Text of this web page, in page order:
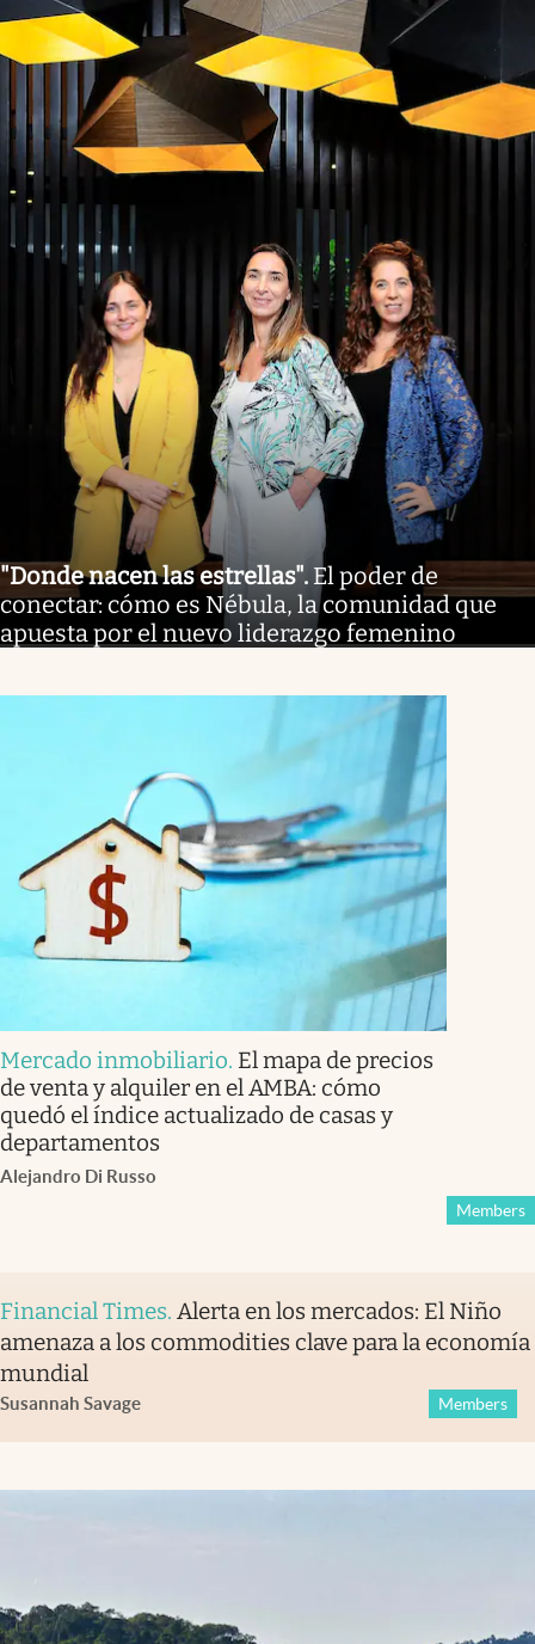
"Donde nacen las estrellas". El poder de
conectar: cómo es Nébula, la comunidad que
apuesta por el nuevo liderazgo femenino
Mercado inmobiliario. El mapa de precios
de venta y alquiler en el AMBA: cómo
quedó el índice actualizado de casas y
departamentos
Alejandro Di Russo
Members
Financial Times. Alerta en los mercados: El Niño
amenaza a los commodities clave para la economía
mundial
Susannah Savage Members